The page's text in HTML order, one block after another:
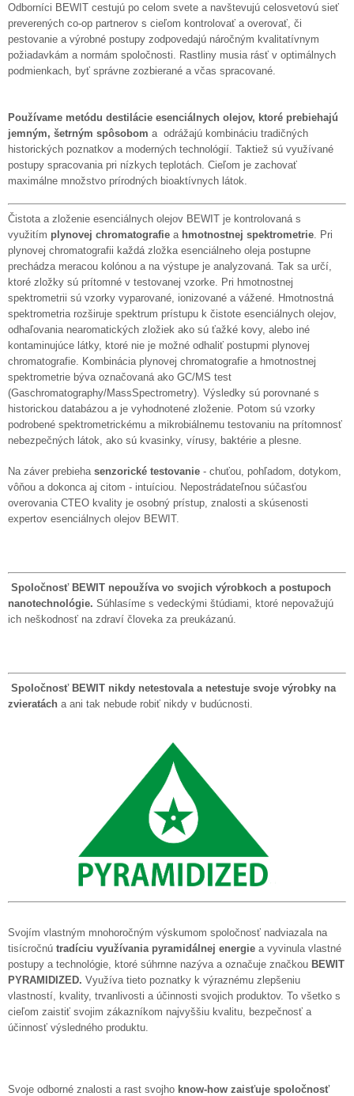
Odborníci BEWIT cestujú po celom svete a navštevujú celosvetovú sieť
preverených co-op partnerov s cieľom kontrolovať a overovať, či
pestovanie a výrobné postupy zodpovedajú náročným kvalitatívnym
požiadavkám a normám spoločnosti. Rastliny musia rásť v optimálnych
podmienkach, byť správne zozbierané a včas spracované.
Používame metódu destilácie esenciálnych olejov, ktoré prebiehajú
jemným, šetrným spôsobom a odrážajú kombináciu tradičných
historických poznatkov a moderných technológií. Taktiež sú využívané
postupy spracovania pri nízkych teplotách. Cieľom je zachovať
maximálne množstvo prírodných bioaktívnych látok.
Čistota a zloženie esenciálnych olejov BEWIT je kontrolovaná s
využitím plynovej chromatografie a hmotnostnej spektrometrie . Pri
plynovej chromatografii každá zložka esenciálneho oleja postupne
prechádza meracou kolónou a na výstupe je analyzovaná. Tak sa určí,
ktoré zložky sú prítomné v testovanej vzorke. Pri hmotnostnej
spektrometrii sú vzorky vyparované, ionizované a vážené. Hmotnostná
spektrometria rozširuje spektrum prístupu k čistote esenciálnych olejov,
odhaľovania nearomatických zložiek ako sú ťažké kovy, alebo iné
kontaminujúce látky, ktoré nie je možné odhaliť postupmi plynovej
chromatografie. Kombinácia plynovej chromatografie a hmotnostnej
spektrometrie býva označovaná ako GC/MS test
(Gaschromatography/MassSpectrometry). Výsledky sú porovnané s
historickou databázou a je vyhodnotené zloženie. Potom sú vzorky
podrobené spektrometrickému a mikrobiálnemu testovaniu na prítomnosť
nebezpečných látok, ako sú kvasinky, vírusy, baktérie a plesne.
Na záver prebieha senzorické testovanie - chuťou, pohľadom, dotykom,
vôňou a dokonca aj citom - intuíciou. Nepostrádateľnou súčasťou
overovania CTEO kvality je osobný prístup, znalosti a skúsenosti
expertov esenciálnych olejov BEWIT.
Spoločnosť BEWIT nepoužíva vo svojich výrobkoch a postupoch
nanotechnológie. Súhlasíme s vedeckými štúdiami, ktoré nepovažujú
ich neškodnosť na zdraví človeka za preukázanú.
Spoločnosť BEWIT nikdy netestovala a netestuje svoje výrobky na
zvieratách a ani tak nebude robiť nikdy v budúcnosti.
Svojím vlastným mnohoročným výskumom spoločnosť nadviazala na
tisícročnú tradíciu využívania pyramidálnej energie a vyvinula vlastné
postupy a technológie, ktoré súhrnne nazýva a označuje značkou BEWIT
PYRAMIDIZED. Využíva tieto poznatky k výraznému zlepšeniu
vlastností, kvality, trvanlivosti a účinnosti svojich produktov. To všetko s
cieľom zaistiť svojim zákazníkom najvyššiu kvalitu, bezpečnosť a
účinnosť výsledného produktu.
Svoje odborné znalosti a rast svojho know-how zaisťuje spoločnosť